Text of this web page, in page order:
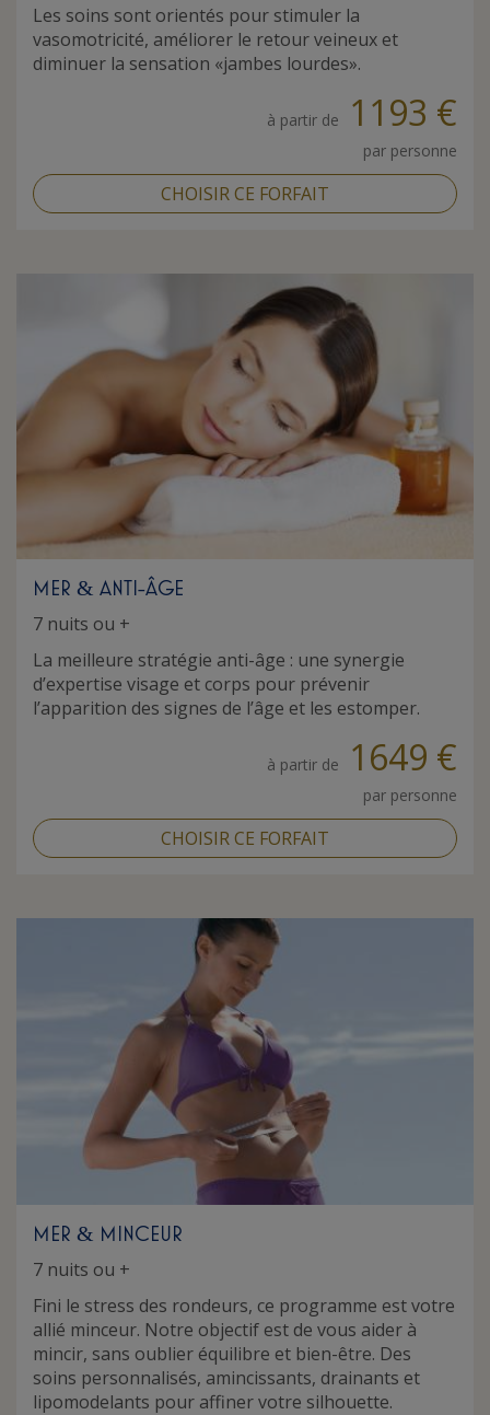
Les soins sont orientés pour stimuler la
vasomotricité, améliorer le retour veineux et
diminuer la sensation «jambes lourdes».
à partir de 1193 €
par personne
CHOISIR CE FORFAIT
MER & ANTI-ÂGE
7 nuits ou +
La meilleure stratégie anti-âge : une synergie
d’expertise visage et corps pour prévenir
l’apparition des signes de l’âge et les estomper.
à partir de 1649 €
par personne
CHOISIR CE FORFAIT
MER & MINCEUR
7 nuits ou +
Fini le stress des rondeurs, ce programme est votre
allié minceur. Notre objectif est de vous aider à
mincir, sans oublier équilibre et bien-être. Des
soins personnalisés, amincissants, drainants et
lipomodelants pour affiner votre silhouette.